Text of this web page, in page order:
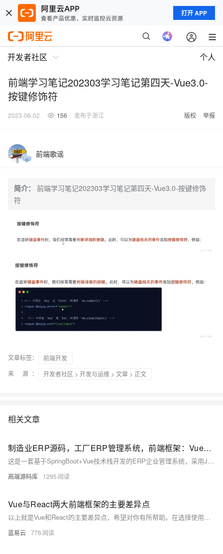
打开 APP
开发者社区 个人
前端学习笔记202303学习笔记第四天-Vue3.0-
按键修饰符
2023-06-02 156 发布于浙江 版权 举报
前端歌谣
简介：
前端学习笔记202303学习笔记第四天-Vue3.0-按键修饰
符
文章标签：
前端开发
来 源：
开发者社区 > 开发与运维 > 文章 > 正文
相关文章
制造业ERP源码，工厂ERP管理系统，前端框架：Vue，后端框架：SpringBoot
这是一套基于SpringBoot+Vue技术栈开发的ERP企业管理系统，采用Java语言与vscode工具。系统涵盖采购/销售、出入库、生产、品质管理等功能，整合客户与供应商数据，支持在线协同和业务全流程管控。同时提供主数据管理、权限控制、工作流审批、报表自定义及打印、在线报表开发和自定义表单功能，助力企业实现高效自动化管理，并通过UniAPP实现移动端支持，满足多场景应用需求。
高端源码库 1295
Vue与React两大前端框架的主要差异点
以上就是Vue和React的主要差异点，希望对你有所帮助。在选择使用哪一个框架时，需要根据项目的具体需求和团队的技术栈来决定。
蓝易云 776